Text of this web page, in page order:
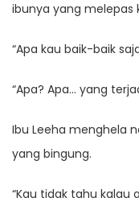
ibunya yang melepas
“Apa kau baik-baik
“Apa? Apa… yang
Ibu Leeha menghela
yang bingung.
“Kau tidak tahu kalau